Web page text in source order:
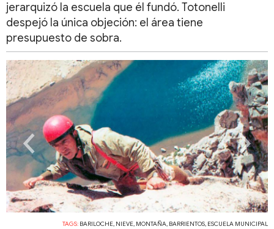
jerarquizó la escuela que él fundó. Totonelli
despejó la única objeción: el área tiene
presupuesto de sobra.
‹ ›
TAGS: BARILOCHE, NIEVE, MONTAÑA, BARRIENTOS, ESCUELA MUNICIPAL